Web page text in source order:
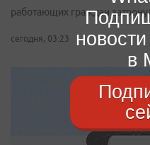
работающих граждан
сегодня, 03:23
в